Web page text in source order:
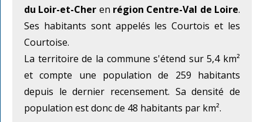
du Loir-et-Cher en région Centre-Val de Loire.
Ses habitants sont appelés les Courtois et les
Courtoise.
La territoire de la commune s'étend sur 5,4 km²
et compte une population de 259 habitants
depuis le dernier recensement. Sa densité de
population est donc de 48 habitants par km².